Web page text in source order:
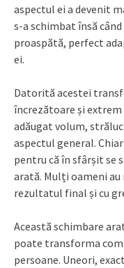
aspectul ei a devenit
s-a schimbat însă
proaspătă, perfect
ei.
Datorită acestei
încrezătoare și extrem
adăugat volum,
aspectul general.
pentru că în sfârșit se
arată. Mulți oameni au
rezultatul final și cu
Această schimbare
poate transforma
persoane. Uneori,